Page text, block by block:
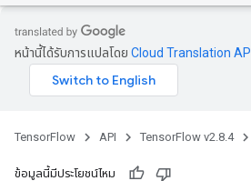
หน้านี้ได้รับการแปลโดย Cloud Translation API
TensorFlow API TensorFlow v2.8.4
ข้อมูลนี้มีประโยชน์ไหม